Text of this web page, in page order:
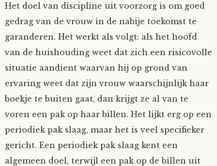
Nieuw op de site
Woordenboek
Alternatieve straffen
Instrumenten
Op ontdekkingsreis
Posities
Spelletjes
Hoe krijg je?
Instrumenten
Verhalen van De Leeshoek
Algae
aube
Ben Hands-on
Bill-A-Cook
Verhalen van de HD-site
Verhalen van Anne en Bill
Bill
Interactieve verhalen
Averechts
Mijn Account
Het doel van discipline uit voorzorg is om goed
gedrag van de vrouw in de nabije toekomst te
garanderen. Het werkt als volgt: als het hoofd
van de huishouding weet dat zich een risicovolle
situatie aandient waarvan hij op grond van
ervaring weet dat zijn vrouw waarschijnlijk haar
boekje te buiten gaat, dan krijgt ze al van te
voren een pak op haar billen. Het lijkt erg op een
periodiek pak slaag, maar het is veel specifieker
gericht. Een periodiek pak slaag kent een
algemeen doel, terwijl een pak op de billen uit